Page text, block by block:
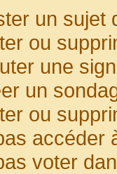
un sujet
ou
une
un
ou
accéder
voter